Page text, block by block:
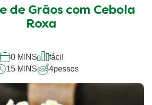
deste
Vinagrete
com
Cebola
Roxa
de
de Grãos com Cebola
Roxa
0 MINS
fácil
15 MINS
4pessos